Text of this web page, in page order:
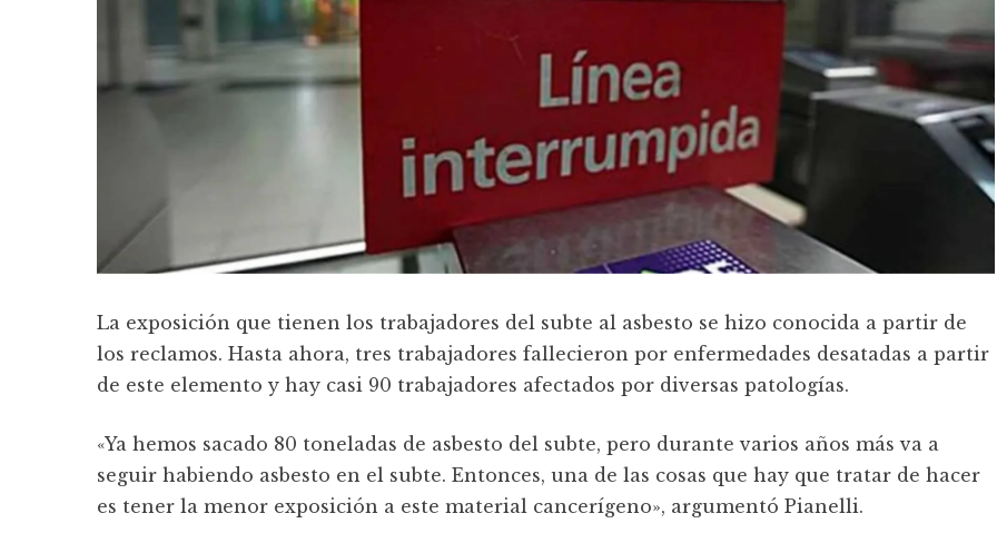
La exposición que tienen los trabajadores del subte al asbesto se hizo conocida a partir de
los reclamos. Hasta ahora, tres trabajadores fallecieron por enfermedades desatadas a partir
de este elemento y hay casi 90 trabajadores afectados por diversas patologías.
«Ya hemos sacado 80 toneladas de asbesto del subte, pero durante varios años más va a
seguir habiendo asbesto en el subte. Entonces, una de las cosas que hay que tratar de hacer
es tener la menor exposición a este material cancerígeno», argumentó Pianelli.